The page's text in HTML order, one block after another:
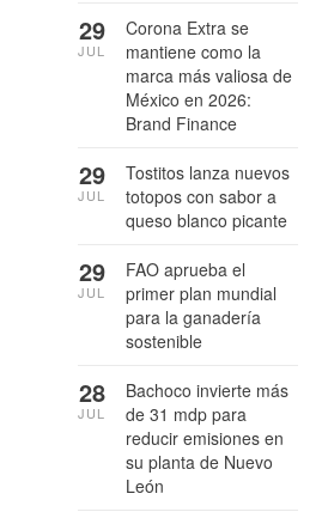
Corona Extra se
mantiene como la
marca más valiosa de
México en 2026:
Brand Finance
29
JUL
Tostitos lanza nuevos
totopos con sabor a
queso blanco picante
29
JUL
FAO aprueba el
primer plan mundial
para la ganadería
sostenible
29
JUL
Bachoco invierte más
de 31 mdp para
reducir emisiones en
su planta de Nuevo
León
28
JUL